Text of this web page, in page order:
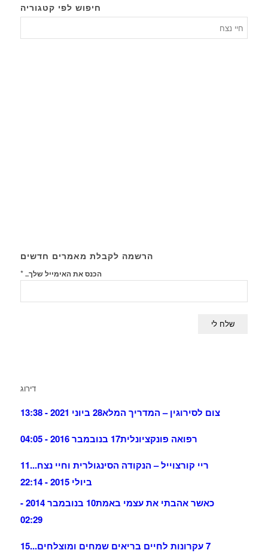
חיפוש לפי קטגוריה
הרשמה לקבלת מאמרים חדשים
הכנס את האימייל שלך..*
דירוג
צום לסירוגין – המדריך המלא28 ביוני 2021 - 13:38
רפואה פונקציונלית17 בנובמבר 2016 - 04:05
ריי קורצוייל – הנקודה הסינגולרית וחיי נצח...11
ביולי 2015 - 22:14
כאשר אהבתי את עצמי באמת
10 בנובמבר 2014 -
02:29
7 עקרונות לחיים בריאים שמחים ומוצלחים...
15